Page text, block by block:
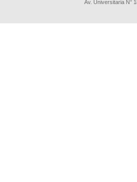
Av. Universitaria N°